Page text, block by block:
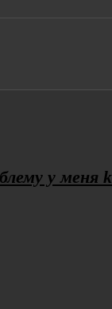
у меня